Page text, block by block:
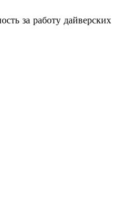
за работу дайверских